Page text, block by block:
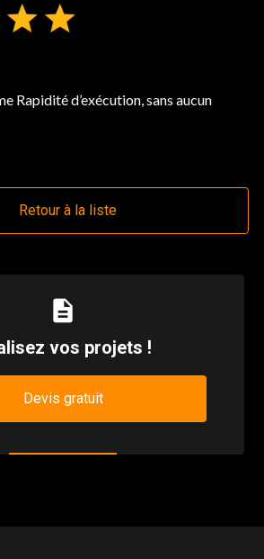
Rapidité d’exécution, sans aucun
Retour à la liste
description
vos projets !
Devis gratuit